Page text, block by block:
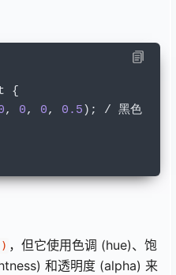
{
, 0, 0, 0.5 ); / 黑色
，但它使用色调 (hue)、饱
和透明度 (alpha) 来